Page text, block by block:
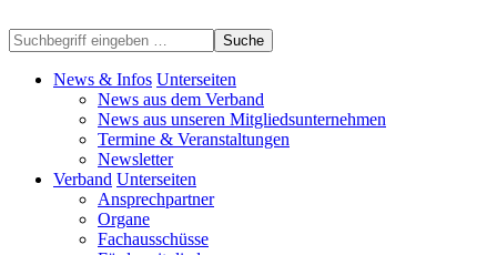
Suche
News & Infos Unterseiten
News aus dem Verband
News aus unseren Mitgliedsunternehmen
Termine & Veranstaltungen
Newsletter
Verband Unterseiten
Ansprechpartner
Organe
Fachausschüsse